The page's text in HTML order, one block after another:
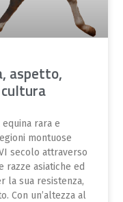
aspetto,
rara e
montuose
secolo attraverso
razze asiatiche ed
la sua resistenza,
Con un’altezza al